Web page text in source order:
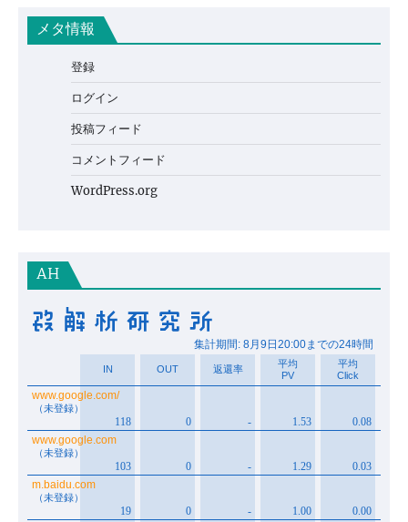
メタ情報
登録
ログイン
投稿フィード
コメントフィード
WordPress.org
AH